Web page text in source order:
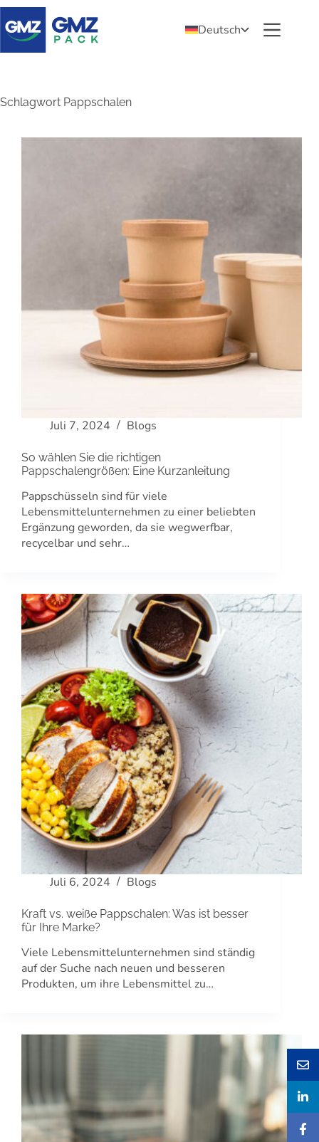
Deutsch
Schlagwort Pappschalen
Juli 7, 2024 Blogs
So wählen Sie die richtigen
Pappschalengrößen: Eine Kurzanleitung
Pappschüsseln sind für viele
Lebensmittelunternehmen zu einer beliebten
Ergänzung geworden, da sie wegwerfbar,
recycelbar und sehr…
Juli 6, 2024 Blogs
Kraft vs. weiße Pappschalen: Was ist besser
für Ihre Marke?
Viele Lebensmittelunternehmen sind ständig
auf der Suche nach neuen und besseren
Produkten, um ihre Lebensmittel zu…